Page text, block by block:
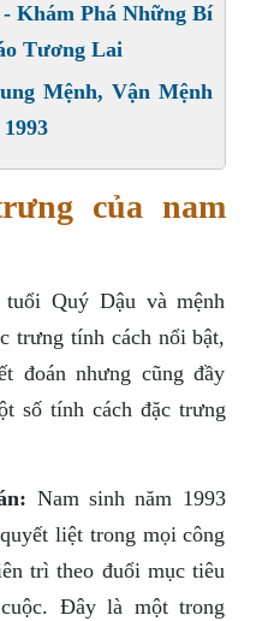
- Khám Phá Những Bí
Tương Lai
Mệnh, Vận Mệnh
của nam
Quý Dậu và mệnh
trưng tính cách nổi bật,
đoán nhưng cũng đầy
số tính cách đặc trưng
Nam sinh năm 1993
liệt trong mọi công
trì theo đuổi mục tiêu
Đây là một trong